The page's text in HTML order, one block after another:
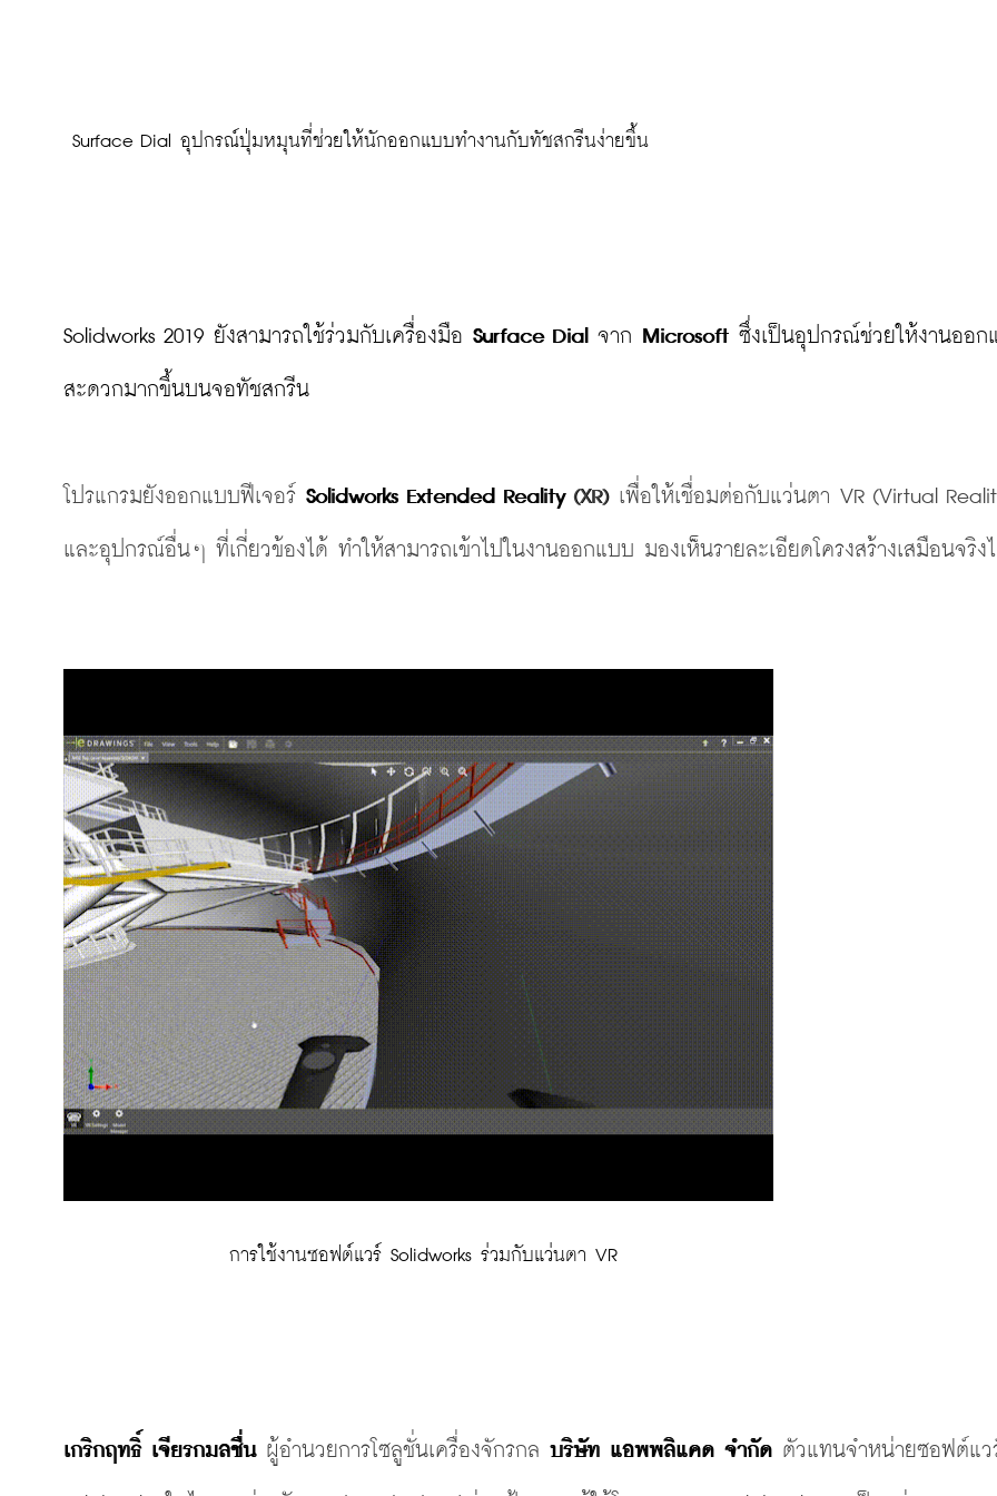
Surface Dial อุปกรณ์ปุ่มหมุนที่ช่วยให้นักออกแบบทำงานกับทัชสกรีนง่ายขึ้น
Solidworks 2019 ยังสามารถใช้ร่วมกับเครื่องมือ Surface Dial จาก Microsoft ซึ่งเป็นอุปกรณ์ช่วยให้งานออก
สะดวกมากขึ้นบนจอทัชสกรีน
โปรแกรมยังออกแบบฟีเจอร์ Solidworks Extended Reality (XR) เพื่อให้เชื่อมต่อกับแว่นตา VR (Virtual
และอุปกรณ์อื่นๆ ที่เกี่ยวข้องได้ ทำให้สามารถเข้าไปในงานออกแบบ มองเห็นรายละเอียดโครงสร้างเสมือนจริง
การใช้งานซอฟต์แวร์ Solidworks ร่วมกับแว่นตา VR
เกริกฤทธิ์ เจียรกมลชื่น ผู้อำนวยการโซลูชั่นเครื่องจักรกล บริษัท แอพพลิแคด จำกัด ตัวแทนจำหน่ายซอฟต์แว